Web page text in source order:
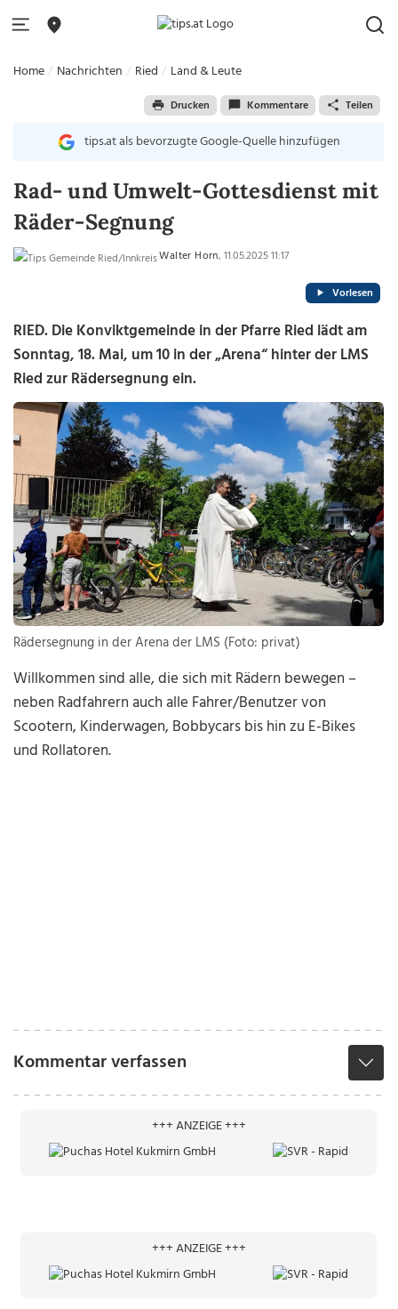
Home Nachrichten Ried Land & Leute
Drucken Kommentare Teilen
tips.at als bevorzugte Google-Quelle hinzufügen
Rad- und Umwelt-Gottesdienst mit
Räder-Segnung
Walter Horn, 11.05.2025 11:17
Vorlesen
RIED. Die Konviktgemeinde in der Pfarre Ried lädt am
Sonntag, 18. Mai, um 10 in der „Arena“ hinter der LMS
Ried zur Rädersegnung ein.
Rädersegnung in der Arena der LMS (Foto: privat)
Willkommen sind alle, die sich mit Rädern bewegen –
neben Radfahrern auch alle Fahrer/Benutzer von
Scootern, Kinderwagen, Bobbycars bis hin zu E-Bikes
und Rollatoren.
Kommentar verfassen
+++ ANZEIGE +++
+++ ANZEIGE +++